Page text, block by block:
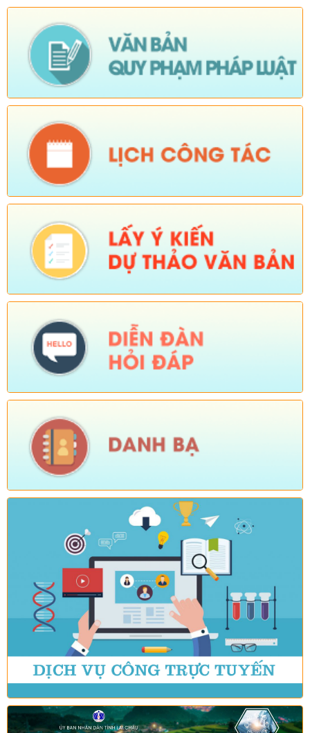
và hỗ trợ Nhân dân thu nhận, kích hoạt tài khoản định danh
điện tử mức độ 2, tích hợp sổ sức khoẻ điện tử, tài khoản an
sinh xã hội trên địa bàn xã Sì Lở Lầu)
Ngày ban hành: (04/08/2026) - Ngày hiệu lực: (03/08/2026)
Số: Số:1813 /UBND-KT
(Về việc tăng cường các biện pháp phòng, chống bệnh
Cúm gia cầm type A/H5N1)
Ngày ban hành: (04/08/2026)
Số: Số:1824 /KH-UBND
Tên:
(KẾ HOẠCH Hành động 100 ngày xử lý dứt điểm các điểm
nghẽn về chuyển đổi số trên địa bàn xã Sì Lở Lầu)
Ngày ban hành: (04/08/2026)
Số:Số:1826 /UBND-VHXH
(V/v tuyên truyền một số nội dung)
Ngày ban hành: (04/08/2026) -Ngày hiệu lực: (03/08/2026)
Số: Số 184-CV/ĐU
(V/v triển khai thực hiện Kế hoạch số 200-KH/ĐU, ngày
Ngày ban hành: (04/08/2026) -Ngày hiệu lực: (03/08/2026)